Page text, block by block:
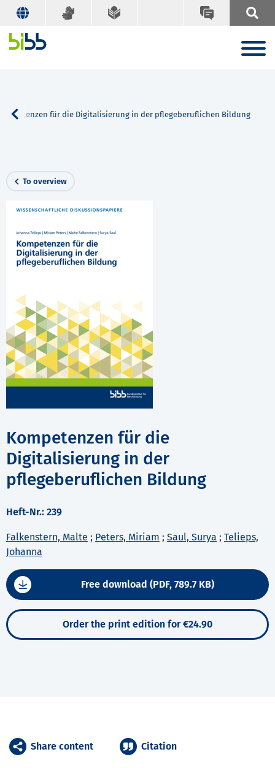
für die Digitalisierung in der pflegeberuflichen Bildung
To overview
Kompetenzen für die
Digitalisierung in der
pflegeberuflichen Bildung
Heft-Nr.: 239
Falkenstern, Malte ; Peters, Miriam ; Saul, Surya ; Telieps,
Johanna
Free download (PDF, 789.7 KB)
Order the print edition for €24.90
Share content Citation